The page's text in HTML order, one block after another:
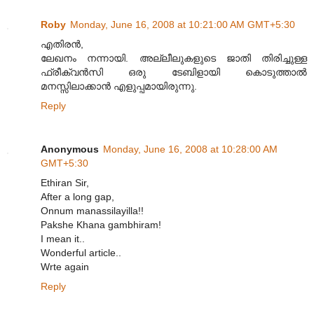
Roby Monday, June 16, 2008 at 10:21:00 AM GMT+5:30
എതിരന്‍,
ലേഖനം നന്നായി. അല്ലീലുകളുടെ ജാതി തിരിച്ചുള്ള
ഫ്രീക്വന്‍സി ഒരു ടേബിളായി കൊടുത്താല്‍
മനസ്സിലാക്കാന്‍ എളുപ്പമായിരുന്നു.
Reply
Anonymous Monday, June 16, 2008 at 10:28:00 AM
GMT+5:30
Ethiran Sir,
After a long gap,
Onnum manassilayilla!!
Pakshe Khana gambhiram!
I mean it..
Wonderful article..
Wrte again
Reply